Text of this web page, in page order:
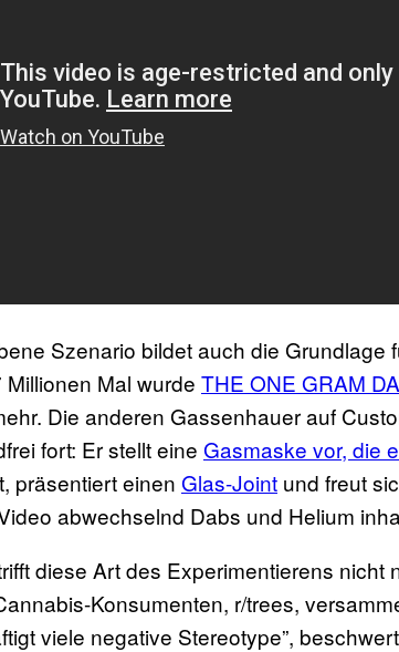
Szenario bildet auch die Grundlage
Mal wurde THE ONE GRAM
Die anderen Gassenhauer auf
fort: Er stellt eine Gasmaske vor, die
präsentiert einen Glas-Joint und freut
abwechselnd Dabs und Helium
diese Art des Experimentierens nicht
Konsumenten, r/trees,
viele negative Stereotype”,